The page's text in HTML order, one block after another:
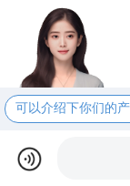
可以介绍下你们的